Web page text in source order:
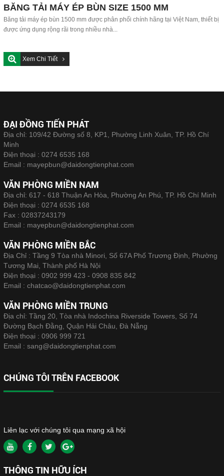
BĂNG TẢI MÁY ÉP BÙN SIZE 1500 MM
Băng tải máy ép bùn 1500 mm được phân phối chính hãng tại Việt Nam, thiết bị
được ứng dụng rộng rãi trong nhiều nhà...
Xem Chi Tiết
ĐẠI ĐỒNG TIẾN PHÁT
Địa chỉ: 109/42 Đường số 8, KP1, Phường Linh Xuân, TP. Hồ Chí
Minh
Điện thoại : 0274 6535 168
Email : mayepbun@daidongtienphat.com
VĂN PHÒNG MIỀN NAM
Địa chỉ: 617 - 618 Thuận An Hòa, Phường An Phú, TP. Hồ Chí Minh
Điện thoại : 0274 6535 168
Fax : 02837243179
Email : mayepbun@daidongtienphat.com
VĂN PHÒNG MIỀN BẮC
Địa Chỉ : Tầng 9 Tòa nhà Minori, Số 67A Phố Trương Định, Phường
Tương Mai, Thành phố Hà Nội
Điện thoại : 0902 999 423 - 0908 835 842
Email : chatcao@daidongtienphat.com
VĂN PHÒNG MIỀN TRUNG
Địa chỉ: Tầng 20, Tòa nhà Indochina Riverside Towers, Số 74
Đường Bạch Đằng, Quận Hải Châu, Đà Nẵng
Điện thoại : 0906 999 721
Email : sang@daidongtienphat.com
CHÚNG TÔI TRÊN FACEBOOK
Liên lạc với chúng tôi qua mạng xã hội
THÔNG TIN HỮU ÍCH